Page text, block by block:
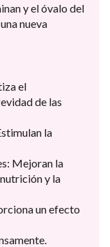
y el óvalo del
nueva
el
de las
la
Mejoran la
y la
un efecto